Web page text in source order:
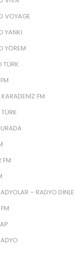
VOYAGE
YANKI
YÖREM
TÜRK
FM
FM
– RADYO DINLE